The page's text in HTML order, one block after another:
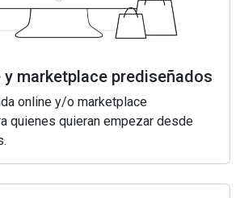
marketplace prediseñados
online y/o marketplace
quienes quieran empezar desde